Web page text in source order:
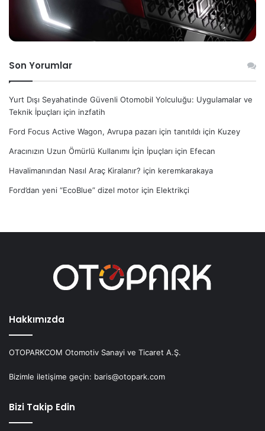
Son Yorumlar
Yurt Dışı Seyahatinde Güvenli Otomobil Yolculuğu: Uygulamalar ve
Teknik İpuçları için inzfatih
Ford Focus Active Wagon, Avrupa pazarı için tanıtıldı için Kuzey
Aracınızın Uzun Ömürlü Kullanımı İçin İpuçları için Efecan
Havalimanından Nasıl Araç Kiralanır? için keremkarakaya
Ford’dan yeni “EcoBlue” dizel motor için Elektrikçi
Hakkımızda
OTOPARKCOM Otomotiv Sanayi ve Ticaret A.Ş.
Bizimle iletişime geçin: baris@otopark.com
Bizi Takip Edin